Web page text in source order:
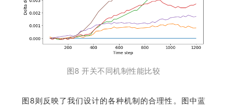
图8 开关不同机制性能比较
图8则反映了我们设计的各种机制的合理性。图中蓝